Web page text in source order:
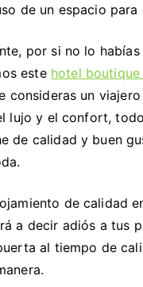
de un espacio para
por si no lo
este hotel boutique
consideras un
lujo y el confort,
de calidad y buen
de calidad
a decir adiós a tus
al tiempo de